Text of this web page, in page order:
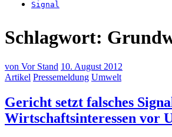
Schlagwort:
von Vor Stand 10. August 2012
Artikel Pressemeldung Umwelt
Gericht setzt falsches
Wirtschaftsinteressen vor